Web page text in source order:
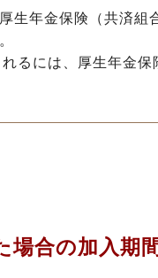
生年金保険（共済組
れるには、厚生年金
場合の加入期